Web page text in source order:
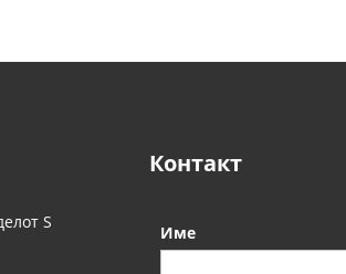
S
Контакт
Име